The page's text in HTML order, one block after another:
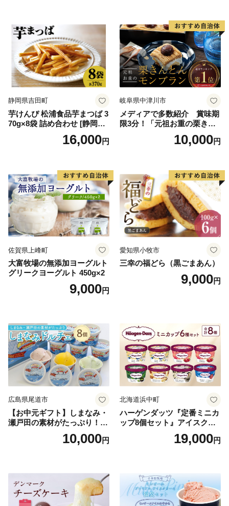
誕生日 カップ 詰め合わせ バ
ラエティ | バニラ チョコレー
ト ストロベリー ピスタチオ
バニラ＆クッキー ウベ 沖縄
紅イモ 塩ちんすこう 沖縄シ
ークヮーサー 沖縄黒糖 琉球
ロイヤルミルクティ 沖縄パ
イン
道産アイス 道産アイスクリ
ーム ギフト 詰合せ 詰め合わ
せ ふるさと納税 ）
静岡県吉田町
芋けんぴ 松浦食品芋まつば 3
70g×8袋 詰め合わせ [静岡伊
勢丹(松浦食品) 静岡県 吉田町
22424274] 芋ケンピ セット
16,000円
岐阜県中津川市
メディアで多数紹介 賞味期
限3分！「元祖お重の栗きん
とんモンブラン」 【未来の
ご褒美】スイーツ 栗 モンブ
子 菓子 F4N-2298
10,000円
佐賀県上峰町
大富牧場の無添加ヨーグルト
グリークヨーグルト 450g×2
9,000円
愛知県小牧市
三幸の福どら（黒ごまあん）
9,000円
広島県尾道市
【お中元ギフト】しまなみ・
瀬戸田の素材がたっぷり！ジ
10,000円
北海道浜中町
ハーゲンダッツ『定番ミニカ
ップ8個セット』アイスクリ
ーム アイス スイーツ デザー
19,000円